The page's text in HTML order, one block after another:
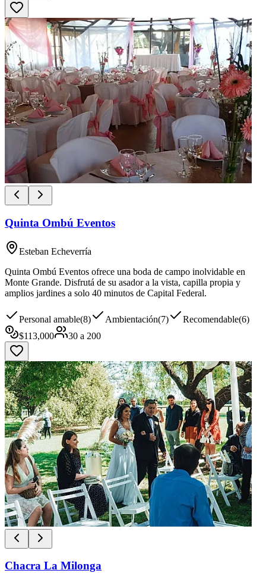
Quinta Ombú Eventos
Esteban Echeverría
Quinta Ombú Eventos ofrece una boda de campo inolvidable en
Monte Grande. Disfrutá de su asador a la vista, capilla propia y
amplios jardines a solo 40 minutos de Capital Federal.
Personal amable(8) Ambientación(7) Recomendable(6)
$113,000 30 a 200
Chacra La Milonga